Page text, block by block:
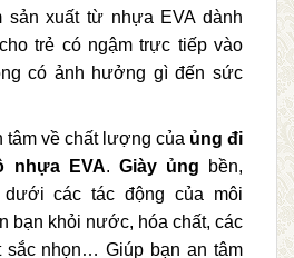
sản xuất từ nhựa EVA dành
trẻ có ngậm trực tiếp vào
có ảnh hưởng gì đến sức
tâm về chất lượng của ủng đi
nhựa EVA. Giày ủng bền,
các tác động của môi
bạn khỏi nước, hóa chất, các
sắc nhọn… Giúp bạn an tâm